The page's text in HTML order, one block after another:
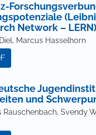
Network – LERN)
Marcus Hasselhorn
und
Rauschenbach, Svendy